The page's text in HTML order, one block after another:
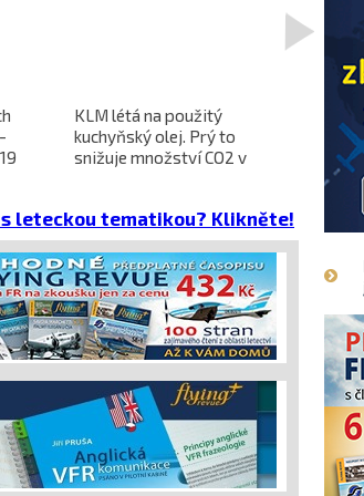
KLM létá na použitý
kuchyňský olej. Prý to
snižuje množství CO2 v
L-610
projekt
>
leteckou tematikou? Klikněte!